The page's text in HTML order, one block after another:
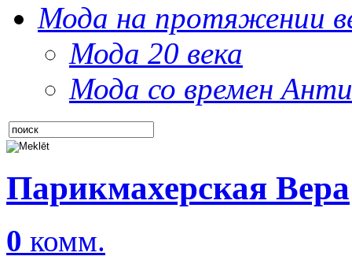
Мода на протяжении
Мода 20 века
Мода со времен
Парикмахерская Вера
0 комм.